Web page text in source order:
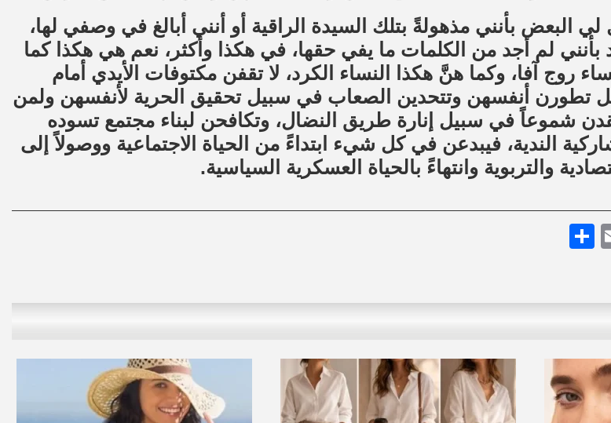
لي البعض بأنني مذهولةً بتلك السيدة الراقية أو أنني أبالغ في وصفي لها،
بأنني لم أجد من الكلمات ما يفي حقها، في هكذا وأكثر، نعم هي هكذا كما
روج آفا، وكما هنَّ هكذا النساء الكرد، لا تقفن مكتوفات الأيدي أمام
تطورن أنفسهن وتتحدين الصعاب في سبيل تحقيق الحرية لأنفسهن ولمن
شموعاً في سبيل إنارة طريق النضال، وتكافحن لبناء مجتمع تسوده
الندية، فيبدعن في كل شيء ابتداءً من الحياة الاجتماعية ووصولاً إلى
والتربوية وانتهاءً بالحياة العسكرية السياسية.
Email